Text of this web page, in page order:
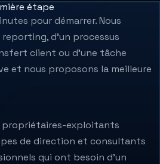
étape
pour démarrer. Nous
d’un processus
client ou d’une tâche
et nous proposons la meilleure
propriétaires-exploitants
de direction et consultants
qui ont besoin d’un